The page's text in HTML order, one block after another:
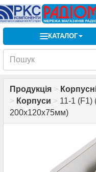
КАТАЛОГ
Продукція >
> Корпуси > 11-1 (F1)
200х120х75мм)